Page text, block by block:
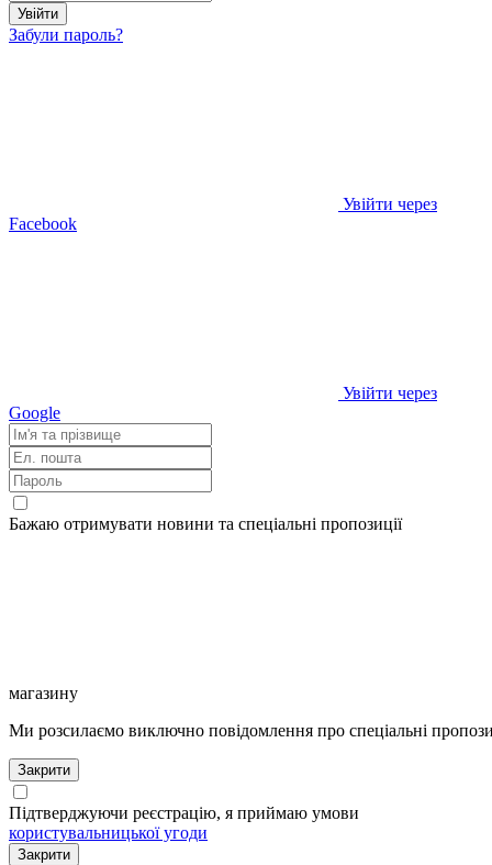
Увійти
Забули пароль?
Увійти через
Facebook
Увійти через
Google
Бажаю отримувати новини та спеціальні пропозиції
магазину
Ми розсилаємо виключно повідомлення про спеціальні
Закрити
Підтверджуючи реєстрацію, я приймаю умови
користувальницької угоди
Закрити